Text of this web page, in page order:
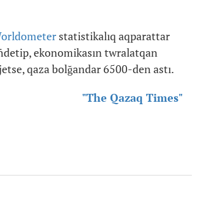
statistikalıq aqparattar
ekonomikasın twralatqan
qaza bolğandar 6500-den astı.
"The Qazaq Times"